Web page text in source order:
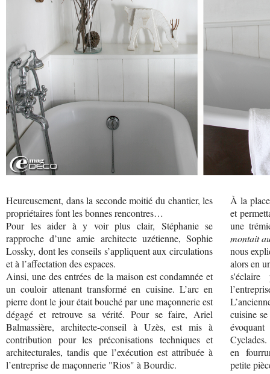
Heureusement, dans la seconde moitié du chantier, les
propriétaires font les bonnes rencontres…
Pour les aider à y voir plus clair, Stéphanie se
rapproche d’une amie architecte uzétienne, Sophie
Lossky, dont les conseils s’appliquent aux circulations
et à l’affectation des espaces.
Ainsi, une des entrées de la maison est condamnée et
un couloir attenant transformé en cuisine. L’arc en
pierre dont le jour était bouché par une maçonnerie est
dégagé et retrouve sa vérité. Pour se faire, Ariel
Balmassière, architecte-conseil à Uzès, est mis à
contribution pour les préconisations techniques et
architecturales, tandis que l’exécution est attribuée à
l’entreprise de maçonnerie "Rios" à Bourdic.
À la
et
une
montait
nous
alors en
cuisine
en
petite